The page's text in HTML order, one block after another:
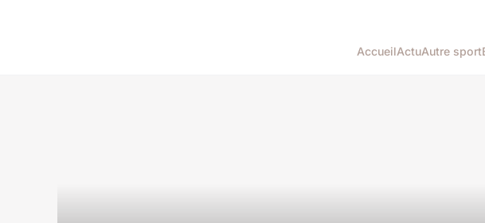
AccueilActuAutre sport